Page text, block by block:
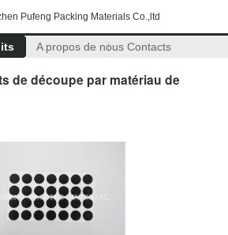
Pufeng Packing Materials Co.,ltd
A propos de nous Contacts
de découpe par matériau de